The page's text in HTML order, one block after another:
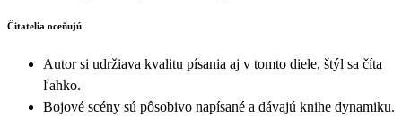
Čitatelia oceňujú
Autor si udržiava kvalitu písania aj v tomto diele, štýl sa číta
ľahko.
Bojové scény sú pôsobivo napísané a dávajú knihe dynamiku.